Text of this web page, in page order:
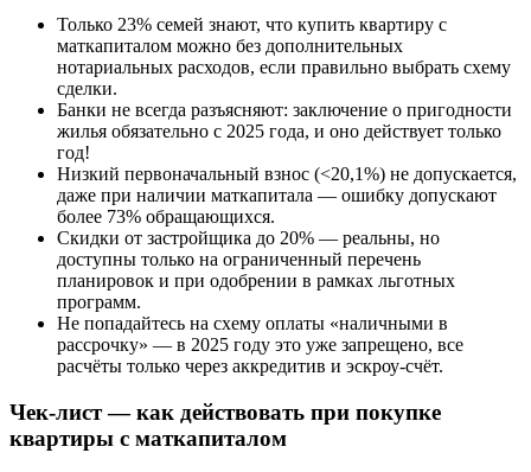
Только 23% семей знают, что купить квартиру с
маткапиталом можно без дополнительных
нотариальных расходов, если правильно выбрать схему
сделки.
Банки не всегда разъясняют: заключение о пригодности
жилья обязательно с 2025 года, и оно действует только
год!
Низкий первоначальный взнос (<20,1%) не допускается,
даже при наличии маткапитала — ошибку допускают
более 73% обращающихся.
Скидки от застройщика до 20% — реальны, но
доступны только на ограниченный перечень
планировок и при одобрении в рамках льготных
программ.
Не попадайтесь на схему оплаты «наличными в
рассрочку» — в 2025 году это уже запрещено, все
расчёты только через аккредитив и эскроу-счёт.
Чек-лист — как действовать при покупке
квартиры с маткапиталом